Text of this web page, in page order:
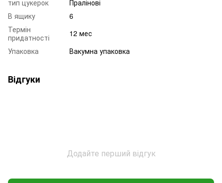
тип цукерок
Пралінові
В ящику
6
Термін
придатності
12 мес
Упаковка
Вакумна упаковка
Відгуки
Додайте перший відгук